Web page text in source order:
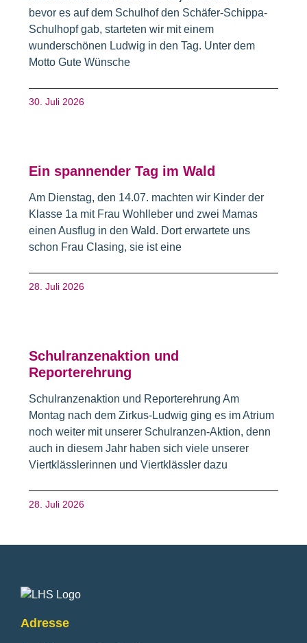
bevor es auf dem Schulhof den Schäfer-Schippa-
Schulhopf gab, starteten wir mit einem
wunderschönen Ludwig in den Tag. Unter dem
Motto Gute Wünsche
30. Juli 2026
Ein spannender Tag im Wald
Am Dienstag, den 14.07. machten wir Kinder der
Klasse 1a mit Frau Wohlleber und zwei Mamas
einen Ausflug in den Wald. Dort erwartete uns
schon Frau Clasing, sie ist eine
28. Juli 2026
Schulranzenaktion und
Reporterehrung
Schulranzenaktion und Reporterehrung Am
Montag nach dem Zirkus-Ludwig ging es im Atrium
noch weiter mit unserer Schulranzen-Aktion, denn
auch in diesem Jahr haben sich viele unserer
Viertklässlerinnen und Viertklässler dazu
28. Juli 2026
Fusszeile
Adresse